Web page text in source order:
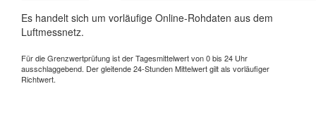
Es handelt sich um vorläufige Online-Rohdaten aus dem
Luftmessnetz.
Für die Grenzwertprüfung ist der Tagesmittelwert von 0 bis 24 Uhr
ausschlaggebend. Der gleitende 24-Stunden Mittelwert gilt als vorläufiger
Richtwert.